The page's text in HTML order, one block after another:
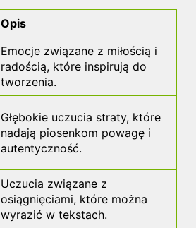
Opis
Emocje związane z miłością i
radością, które inspirują do
tworzenia.
Głębokie uczucia straty, które
nadają piosenkom powagę i
autentyczność.
Uczucia związane z
osiągnięciami, które można
wyrazić w tekstach.